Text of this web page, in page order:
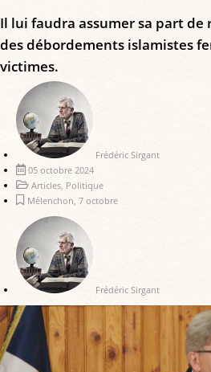
Il lui faudra assumer sa part
des débordements islamistes
victimes.
Frédéric Sirgant
05 octobre 2024
Articles Politique
Mélenchon 7 octobre
Frédéric Sirgant